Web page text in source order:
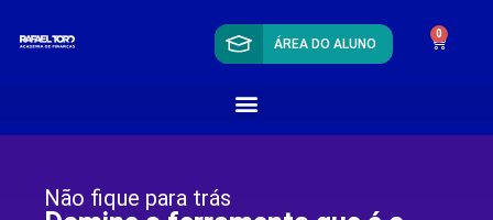
ÁREA DO ALUNO
0
Não fique para trás